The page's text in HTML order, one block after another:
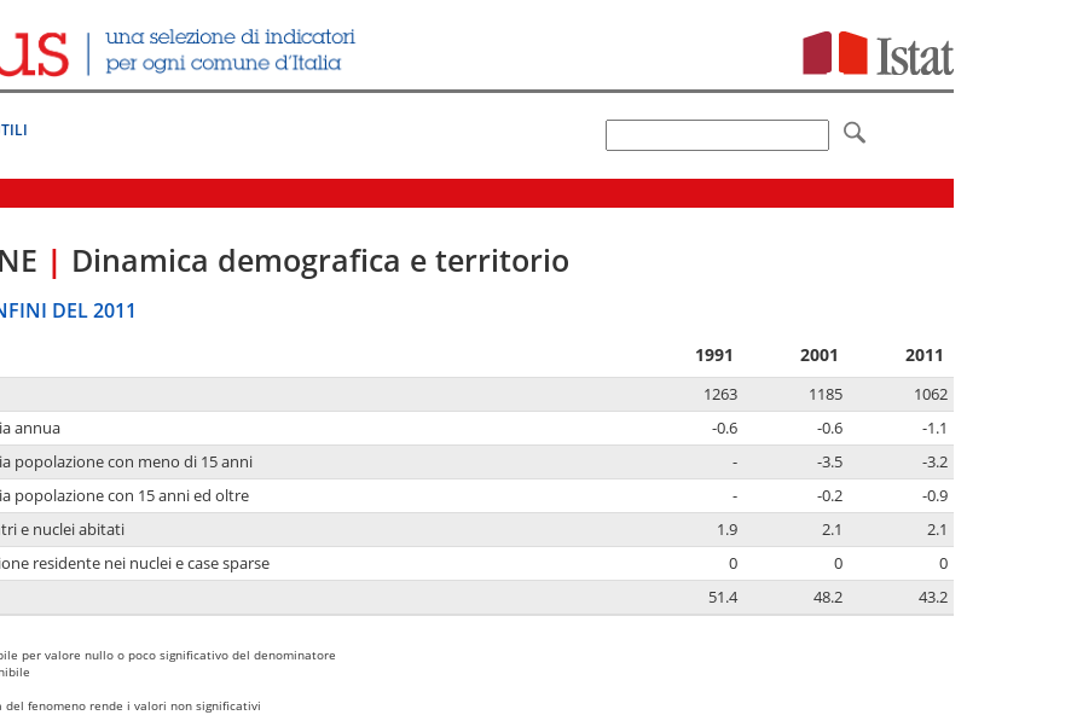
| Dinamica demografica e territorio
DEL 2011
1991 2001 2011
1263 1185
1062
annua
-0.6 -0.6
-1.1
popolazione con meno di 15 anni
- -3.5
-3.2
popolazione con 15 anni ed oltre
- -0.2
-0.9
e nuclei abitati
1.9 2.1
2.1
residente nei nuclei e case sparse
0 0
0
51.4 48.2 43.2
per valore nullo o poco significativo del denominatore
del fenomeno rende i valori non significativi